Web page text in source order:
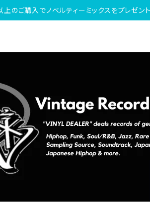
のご購入でノベルティーミックスをプレゼント